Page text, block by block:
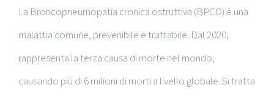
La Broncopneumopatia cronica ostruttiva (BPCO) è una
malattia comune, prevenibile e trattabile. Dal 2020,
rappresenta la terza causa di morte nel mondo,
causando più di 6 milioni di morti a livello globale. Si tratta